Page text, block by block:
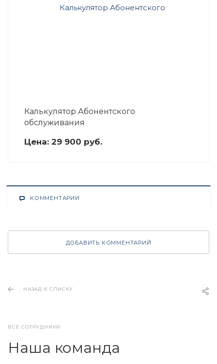
Калькулятор Абонентского
обслуживания
Цена: 29 900 руб.
КОММЕНТАРИИ
ДОБАВИТЬ КОММЕНТАРИЙ
НАЗАД К СПИСКУ
ВСЕ СОТРУДНИКИ
Наша команда